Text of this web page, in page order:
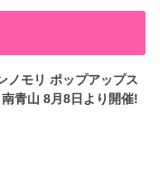
ノモリ ポップアップス
南青山 8月8日より開催!